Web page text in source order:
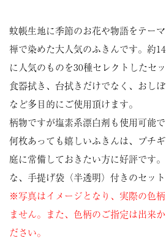
蚊帳生地に季節のお花や物語をテー
禅で染めた大人気のふきんです。約
に人気のものを30種セレクトしたセッ
食器拭き、台拭きだけでなく、おし
など多目的にご使用頂けます。
柄物ですが塩素系漂白剤も使用可能で
何枚あっても嬉しいふきんは、プチ
庭に常備しておきたい方に好評です
な、手提げ袋（半透明）付きのセット
※写真はイメージとなり、実際の色
ません。また、色柄のご指定は出来
ださい。